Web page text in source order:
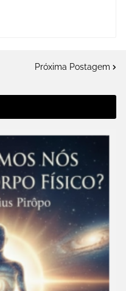
Próxima Postagem